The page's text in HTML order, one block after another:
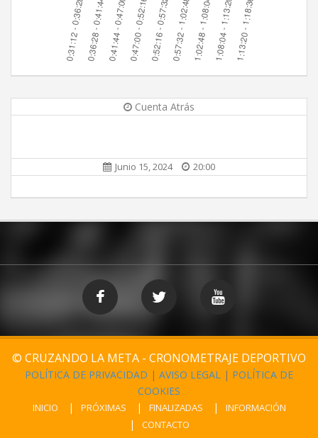
Cuenta Atrás
Junio 15, 2024 20:00
© CRUZANDO LA META - CRONOMETRAJE DEPORTIVO
POLÍTICA DE PRIVACIDAD | AVISO LEGAL | POLÍTICA DE
COOKIES
INICIO PRÓXIMAS FINALIZADAS
INFORMACIÓN
CONTACTO